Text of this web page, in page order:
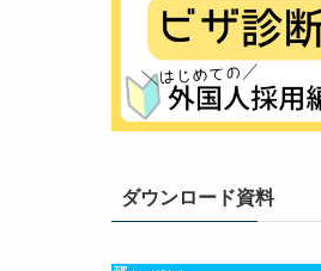
ダウンロード資料